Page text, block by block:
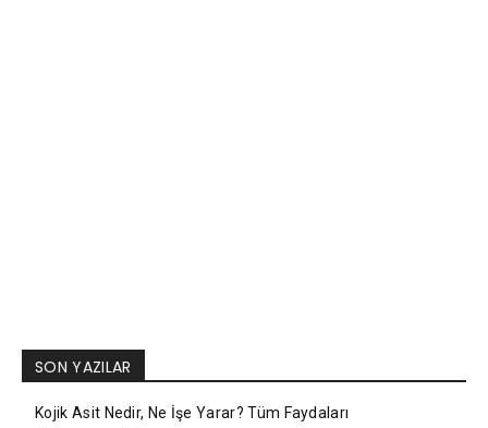
SON YAZILAR
Kojik Asit Nedir, Ne İşe Yarar? Tüm Faydaları